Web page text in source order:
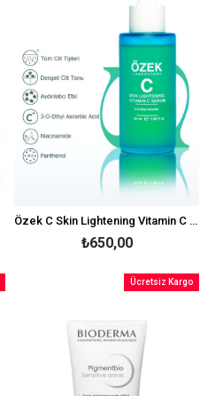
Özek C Skin Lightening Vitamin C Serum 50 ml
₺650,00
Ücretsiz Kargo